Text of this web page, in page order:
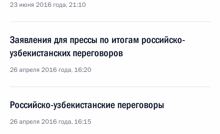
23 июня 2016 года, 21:10
Заявления для прессы по итогам российско-
узбекистанских переговоров
26 апреля 2016 года, 16:20
Российско-узбекистанские переговоры
26 апреля 2016 года, 16:15